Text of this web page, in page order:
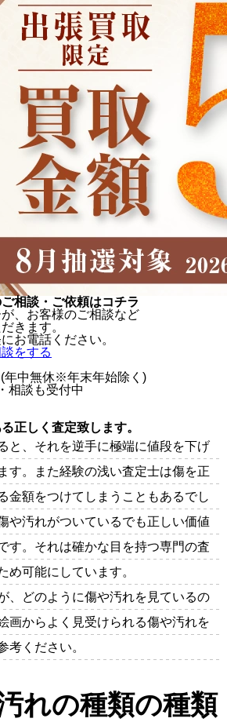
相談・ご依頼はコチラ
、お客様のご相談など
きます。
お電話ください。
をする
年中無休※年末年始除く)
相談も受付中
正しく査定致します。
と、それを逆手に極端に値段を下げ
す。また経験の浅い査定士は傷を正
金額をつけてしまうこともあるでし
や汚れがついているでも正しい価値
す。それは確かな目を持つ専門の査
め可能にしています。
、どのように傷や汚れを見ているの
画からよく見受けられる傷や汚れを
考ください。
れの種類の種類